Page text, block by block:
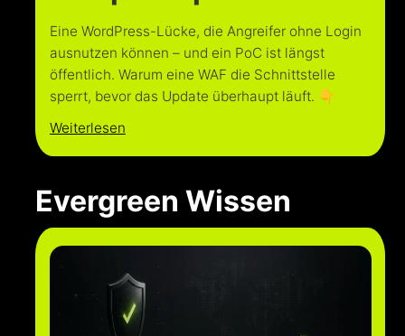
Eine WordPress-Lücke, die Angreifer ohne Login
ausnutzen können – und ein PoC ist längst
öffentlich. Warum eine WAF die Schnittstelle
sperrt, bevor das Update überhaupt läuft. 👇
Weiterlesen
Evergreen Wissen